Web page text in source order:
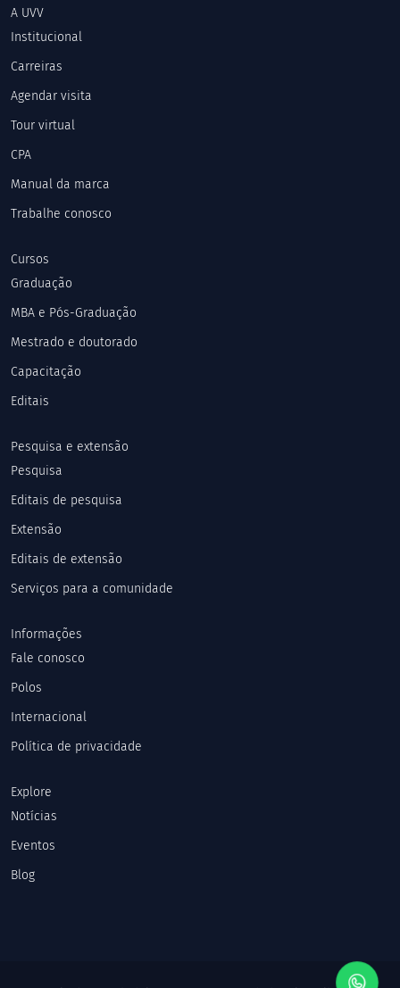
A UVV
Institucional
Carreiras
Agendar visita
Tour virtual
CPA
Manual da marca
Trabalhe conosco
Cursos
Graduação
MBA e Pós-Graduação
Mestrado e doutorado
Capacitação
Editais
Pesquisa e extensão
Pesquisa
Editais de pesquisa
Extensão
Editais de extensão
Serviços para a comunidade
Informações
Fale conosco
Polos
Internacional
Política de privacidade
Explore
Notícias
Eventos
Blog